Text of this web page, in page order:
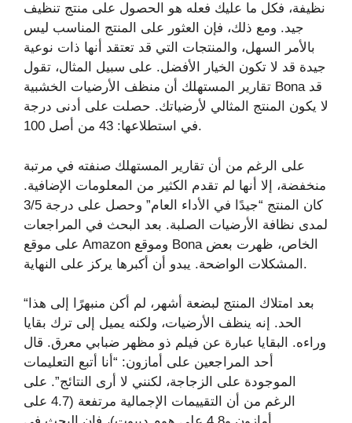
نظيفة، فكل ما عليك فعله هو الحصول على منتج تنظيف
جيد. ومع ذلك، فإن العثور على المنتج المناسب ليس
بالأمر السهل، والمنتجات التي قد تعتقد أنها ذات نوعية
جيدة قد لا تكون الخيار الأفضل. على سبيل المثال، تقول
تقارير المستهلك أن منظف الأرضيات الخشبية Bona قد
لا يكون المنتج المثالي لأرضياتك. حصلت على أدنى درجة
في استطلاعها: 43 من أصل 100.
على الرغم من أن تقارير المستهلك صنفته في مرتبة
منخفضة، إلا أنها لم تقدم الكثير من المعلومات الإضافية.
كان المنتج “جيدًا في الأداء العام” وحصل على درجة 3/5
لمدى نظافة الأرضيات الصلبة. بعد البحث في المراجعات
على موقع Amazon وموقع Bona الخاص، ظهرت بعض
المشكلات الواضحة. يبدو أن أكبرها يركز على النهاية.
“بعد امتلاك المنتج لبضعة أشهر، لم أكن منبهرًا إلى هذا
الحد. إنه ينظف الأرضيات، ولكنه يميل إلى ترك بقايا
وراءه. البقايا عبارة عن فيلم ذو مظهر ضبابي معرق. قال
أحد المراجعين على أمازون: “أنا أتبع التعليمات
الموجودة على الزجاجة، لكنني لا أرى النتائج”. على
الرغم من أن التقييمات الإجمالية مرتفعة (4.7 على